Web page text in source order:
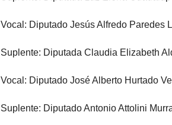
Vocal: Diputado Jesús Alfredo Paredes
Suplente: Diputada Claudia Elizabeth
Vocal: Diputado José Alberto Hurtado
Suplente: Diputado Antonio Attolini